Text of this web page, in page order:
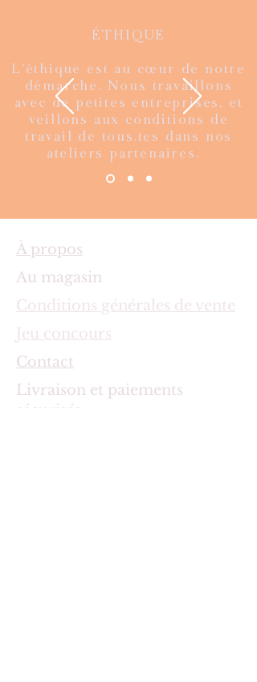
ÉTHIQUE
L'éthique est au cœur de notre
démarche. Nous travaillons
avec de petites entreprises, et
veillons aux conditions de
travail de tous.tes dans nos
ateliers partenaires.
À propos
Au magasin
Conditions générales de vente
Jeu concours
Contact
Livraison et paiements
sécurisés